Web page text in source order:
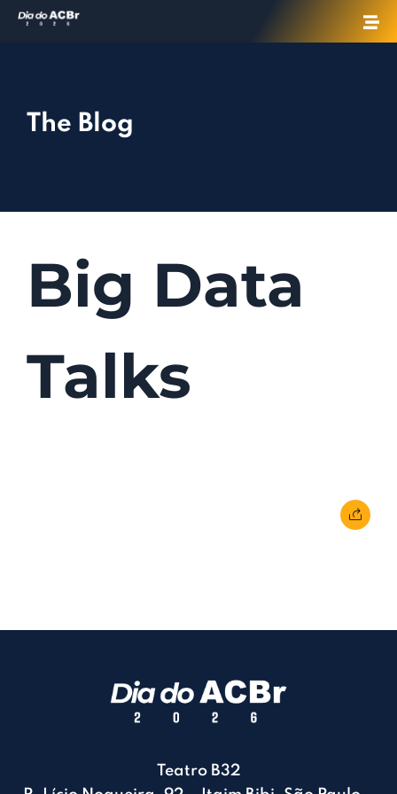
The Blog
Big Data
Talks
Teatro B32